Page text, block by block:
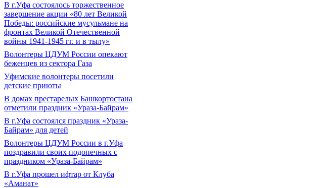
В г.Уфа состоялось торжественное
завершение акции «80 лет Великой
Победы: российские мусульмане на
фронтах Великой Отечественной
войны 1941-1945 гг. и в тылу»
Волонтеры ЦДУМ России опекают
беженцев из сектора Газа
Уфимские волонтеры посетили
детские приюты
В домах престарелых Башкортостана
отметили праздник «Ураза-Байрам»
В г.Уфа состоялся праздник «Ураза-
Байрам» для детей
Волонтеры ЦДУМ России в г.Уфа
поздравили своих подопечных с
праздником «Ураза-Байрам»
В г.Уфа прошел ифтар от Клуба
«Аманат»